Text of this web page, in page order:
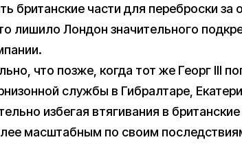
британские части для переброски за
лишило Лондон значительного
что позже, когда тот же Георг III
службы в Гибралтаре,
избегая втягивания в
масштабным по своим